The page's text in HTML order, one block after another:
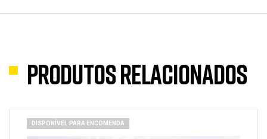
Produtos Relacionados
DISPONÍVEL PARA ENCOMENDA